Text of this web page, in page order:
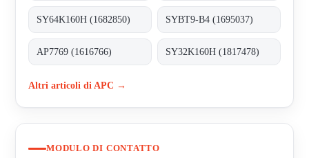
SY64K160H (1682850) SYBT9-B4 (1695037)
AP7769 (1616766) SY32K160H (1817478)
Altri articoli di APC →
MODULO DI CONTATTO